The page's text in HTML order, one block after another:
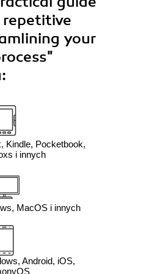
your
Kindle, Pocketbook,
i innych
MacOS i innych
Android, iOS,